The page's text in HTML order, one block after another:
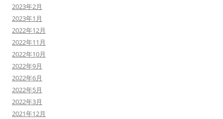
2023年2月
2023年1月
2022年12月
2022年11月
2022年10月
2022年9月
2022年6月
2022年5月
2022年3月
2021年12月